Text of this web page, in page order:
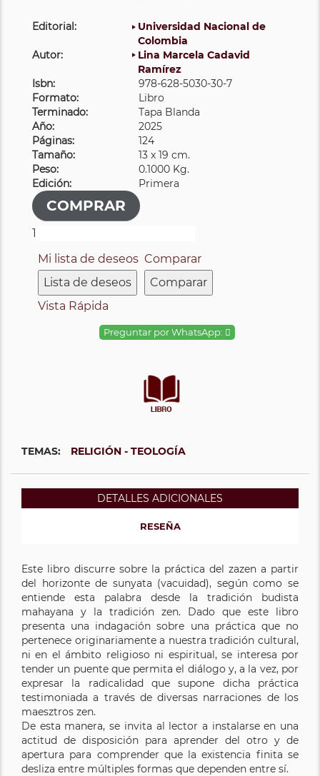
Editorial:
Universidad Nacional de
Colombia
Autor:
Lina Marcela Cadavid
Ramírez
Isbn:
978-628-5030-30-7
Formato:
Libro
Terminado:
Tapa Blanda
Año:
2025
Páginas:
124
Tamaño:
13 x 19 cm.
Peso:
0.1000 Kg.
Edición:
Primera
Mi lista de deseos
Lista de deseos
Comparar
Comparar
Vista Rápida
Preguntar por WhatsApp:
TEMAS: RELIGIÓN - TEOLOGÍA
DETALLES ADICIONALES
RESEÑA
Este libro discurre sobre la práctica del zazen a partir
del horizonte de sunyata (vacuidad), según como se
entiende esta palabra desde la tradición budista
mahayana y la tradición zen. Dado que este libro
presenta una indagación sobre una práctica que no
pertenece originariamente a nuestra tradición cultural,
ni en el ámbito religioso ni espiritual, se interesa por
tender un puente que permita el diálogo y, a la vez, por
expresar la radicalidad que supone dicha práctica
testimoniada a través de diversas narraciones de los
maesztros zen.
De esta manera, se invita al lector a instalarse en una
actitud de disposición para aprender del otro y de
apertura para comprender que la existencia finita se
desliza entre múltiples formas que dependen entre sí.